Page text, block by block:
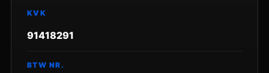
KVK
91418291
BTW NR.